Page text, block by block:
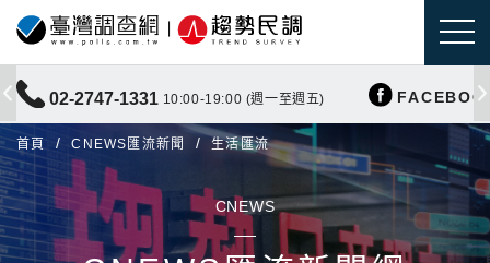
02-2747-1331 10:00-19:00 (週一至週五)
首頁 CNEWS匯流新聞 生活匯流
CNEWS